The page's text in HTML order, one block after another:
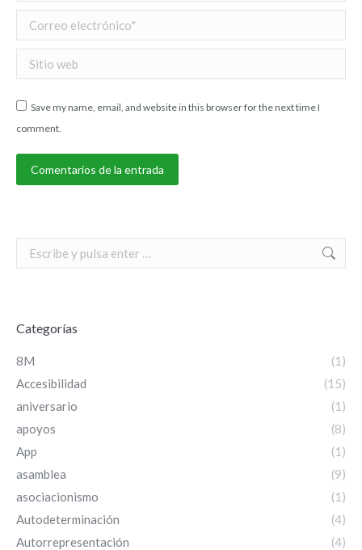
Correo electrónico *
Sitio web
Save my name, email, and website in this browser for the next time I
comment.
Comentarios de la entrada
Search:
Categorías
8M
(1)
Accesibilidad
(15)
aniversario
(1)
apoyos
(8)
App
(1)
asamblea
(9)
asociacionismo
(1)
Autodeterminación
(4)
Autorrepresentación
(4)